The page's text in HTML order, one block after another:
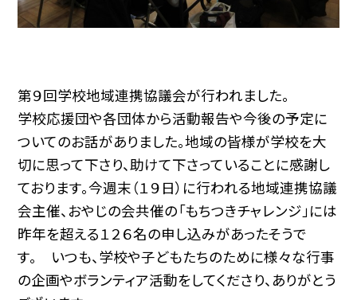
第９回学校地域連携協議会が行われました。
学校応援団や各団体から活動報告や今後の予定に
ついてのお話がありました。地域の皆様が学校を大
切に思って下さり、助けて下さっていることに感謝し
ております。今週末（１９日）に行われる地域連携協議
会主催、おやじの会共催の「もちつきチャレンジ」には
昨年を超える１２６名の申し込みがあったそうで
す。 いつも、学校や子どもたちのために様々な行事
の企画やボランティア活動をしてくださり、ありがとう